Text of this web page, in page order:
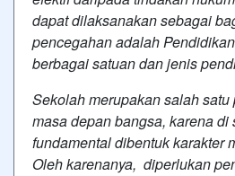
dapat dilaksanakan sebagai
pencegahan adalah
berbagai satuan dan jenis
Sekolah merupakan salah
masa depan bangsa, karena di
fundamental dibentuk karakter
Oleh karenanya, diperlukan